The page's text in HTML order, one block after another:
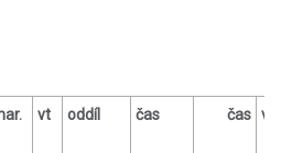
vt oddíl čas čas